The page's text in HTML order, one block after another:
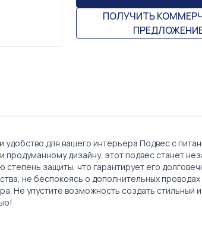
ПОЛУЧИТЬ
удобство для вашего интерьера Подвес с
продуманному дизайну, этот подвес станет
защиты, что гарантирует его
не беспокоясь о дополнительных
Не упустите возможность создать